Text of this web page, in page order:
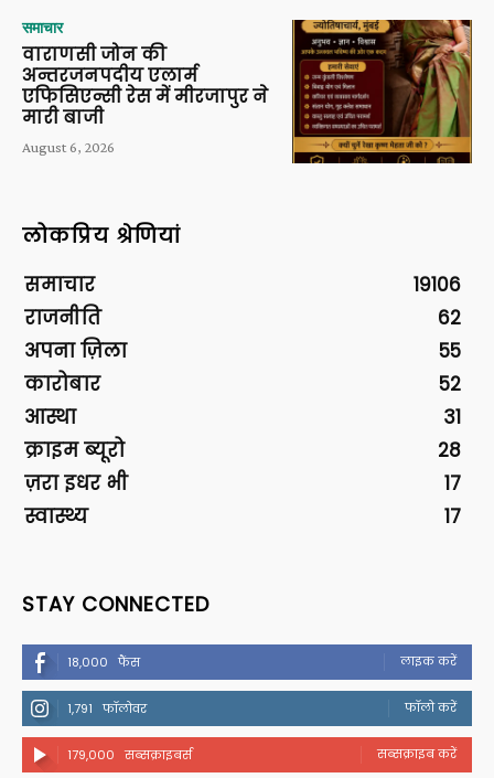
समाचार
वाराणसी जोन की
अन्तरजनपदीय एलार्म
एफिसिएन्सी रेस में मीरजापुर ने
मारी बाजी
August 6, 2026
लोकप्रिय श्रेणियां
समाचार
19106
राजनीति
62
अपना ज़िला
55
कारोबार
52
आस्था
31
क्राइम ब्यूरो
28
ज़रा इधर भी
17
स्वास्थ्य
17
STAY CONNECTED
18,000 फैंस लाइक करें
1,791 फॉलोवर फॉलो करें
179,000 सब्सक्राइबर्स सब्सक्राइब करें